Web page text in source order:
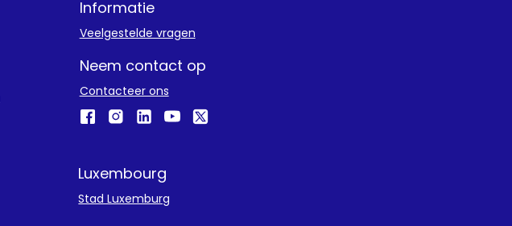
Informatie
Veelgestelde vragen
Neem contact op
Contacteer ons
Luxembourg
Stad Luxemburg